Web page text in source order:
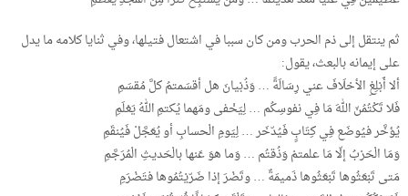
ثم ينتقل إلى ذم الحرب ومن كان سببا في اشتعال فتيلها، وفي ثنايا كلامه ما يدل
على إيمانه بالبعث، يقول:
ألا أَبْلِغِ الأحْلَافَ عني رِسَالَةً … وَذُبْيانَ هل أقسَمتمُ كلَّ مُقسَمِ
فَلا تَكْتُمُنّ اللهَ مَا فِي نفوسِكُم … لِيَخْفى ومَهما يُكتمِ اللهُ يَعْلَمِ
يُؤخَّر فيُوضَع فِي كِتَابٍ فَيُدّخَر … لِيَومِ الْحسابِ أو يُعَجَّلْ فَيُنقَمِ
وَمَا الْحَرْبُ إلّا مَا علمتمْ وَذُقتُم … وَما هوَ عَنها بالْحَديثِ الْمُرَجَّمِ
مَتى تَبْعَثُوها تَبْعَثُوها ذَميمَةٌ … وتَضْرَ إذا ضَرّيْتُمُوها فتَضْرَمِ